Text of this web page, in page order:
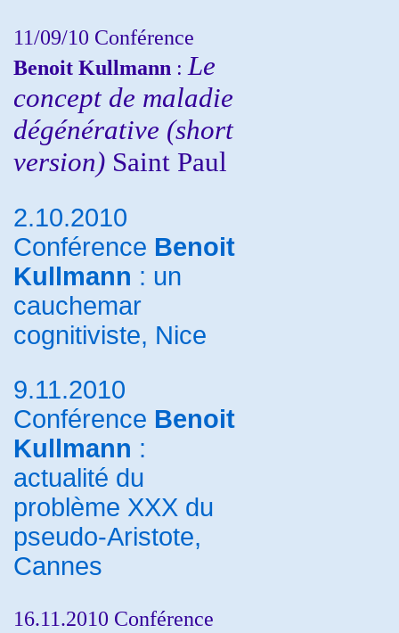
11/09/10 Conférence
Benoit Kullmann : Le
concept de maladie
dégénérative (short
version) Saint Paul
2.10.2010
Conférence Benoit
Kullmann : un
cauchemar
cognitiviste, Nice
9.11.2010
Conférence Benoit
Kullmann :
actualité du
problème XXX du
pseudo-Aristote,
Cannes
16.11.2010 Conférence